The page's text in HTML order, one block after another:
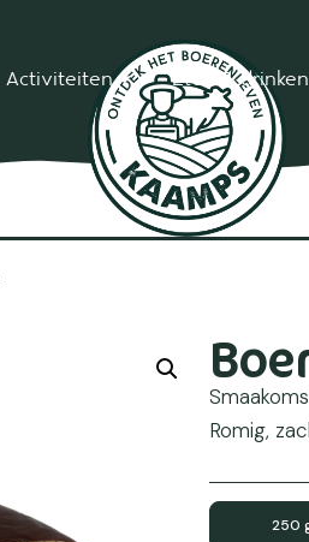
Activiteiten Eten & drinken
Romig,
250